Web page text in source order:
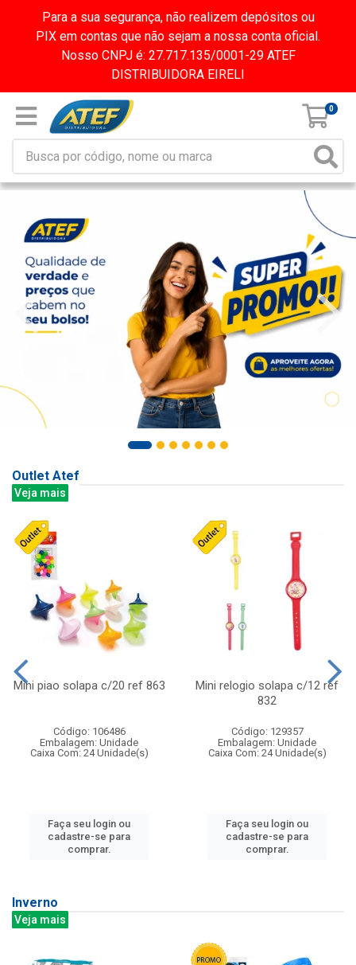
Para a sua segurança, não realizem depósitos ou
PIX em contas que não sejam a nossa conta oficial.
Nosso CNPJ é: 27.717.135/0001-29 ATEF
DISTRIBUIDORA EIRELI
0
Outlet Atef
Veja mais
Mini piao solapa c/20 ref 863
Código: 106486
Embalagem: Unidade
Caixa Com: 24 Unidade(s)
Faça seu login ou
cadastre-se para
comprar.
Mini relogio solapa c/12 ref
832
Código: 129357
Embalagem: Unidade
Caixa Com: 24 Unidade(s)
Faça seu login ou
cadastre-se para
comprar.
Inverno
Veja mais